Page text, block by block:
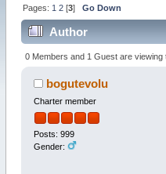
Pages: 1 2[3] Go Down
Author
0 Members and 1 Guest are viewing
bogutevolu
Charter member
Posts: 999
Gender: